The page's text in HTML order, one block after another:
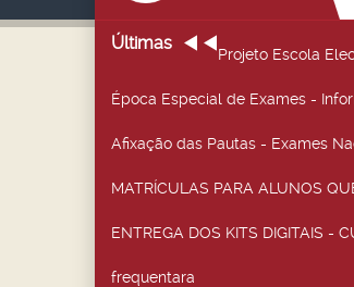
Últimas
Projeto Escola
Época Especial de Exames -
Afixação das Pautas - Exames
MATRÍCULAS PARA ALUNOS
ENTREGA DOS KITS DIGITAIS -
frequentara